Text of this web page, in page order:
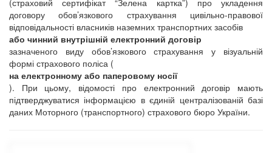
(страховий сертифікат “Зелена картка”) про укладення
договору обов’язкового страхування цивільно-правової
відповідальності власників наземних транспортних засобів
або чинний внутрішній електронний договір
зазначеного виду обов’язкового страхування у візуальній
формі страхового поліса (
на електронному або паперовому носії
). При цьому, відомості про електронний договір мають
підтверджуватися інформацією в єдиній централізованій базі
даних Моторного (транспортного) страхового бюро України.